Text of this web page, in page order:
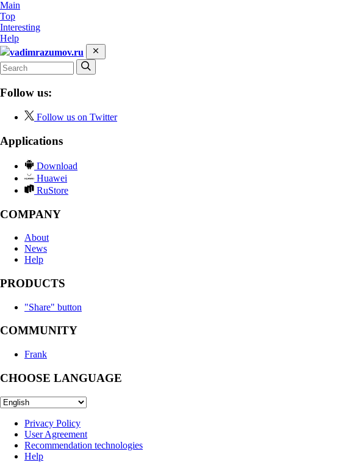
Main
Top
Interesting
Help
vadimrazumov.ru
Follow us:
Follow us on Twitter
Applications
Download
Huawei
RuStore
COMPANY
About
News
Help
PRODUCTS
"Share" button
COMMUNITY
Frank
CHOOSE LANGUAGE
Privacy Policy
User Agreement
Recommendation technologies
Help